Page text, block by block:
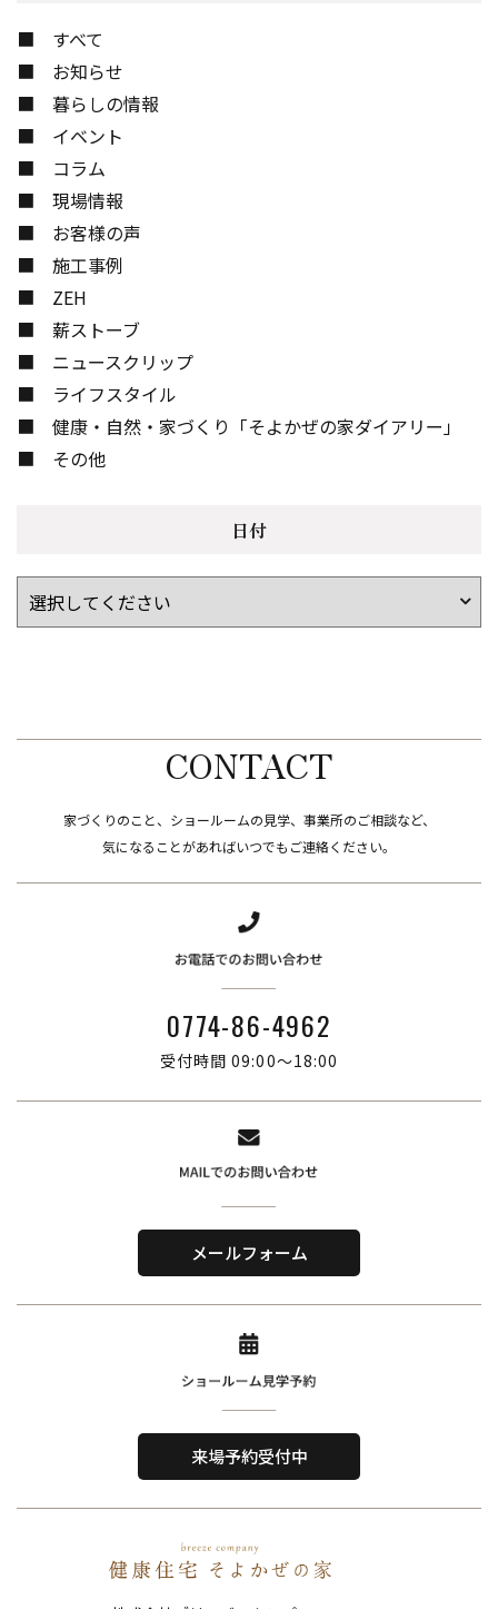
株式会社ブリーズ・カンパニー
〒619-0201
京都府木津川市山城町綺田神ノ木5-3
About Us
私たちについて
選ばれる理由
Performance
住宅性能
Works
施工事例
すべて
お知らせ
暮らしの情報
イベント
コラム
現場情報
お客様の声
施工事例
ZEH
薪ストーブ
ニュースクリップ
ライフスタイル
健康・自然・家づくり「そよかぜの家ダイアリー」
その他
日付
CONTACT
家づくりのこと、ショールームの見学、事業所のご相談など、
​​​​​​​気になることがあればいつでもご連絡ください。
0774-86-4962
受付時間 09:00～18:00
メールフォーム
来場予約受付中